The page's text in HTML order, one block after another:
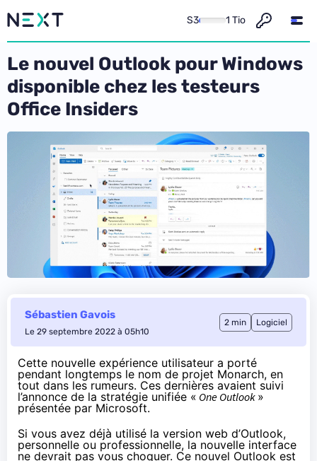
S3 1 Tio
Le nouvel Outlook pour Windows
disponible chez les testeurs
Office Insiders
Sébastien Gavois
Le 29 septembre 2022 à 05h10
2 min Logiciel
Cette nouvelle expérience utilisateur a porté
pendant longtemps le nom de projet Monarch, en
tout dans les rumeurs. Ces dernières avaient suivi
l’annonce de la stratégie unifiée « One Outlook »
présentée par Microsoft.
Si vous avez déjà utilisé la version web d’Outlook,
personnelle ou professionnelle, la nouvelle interface
ne devrait pas vous choquer. Ce nouvel Outlook est